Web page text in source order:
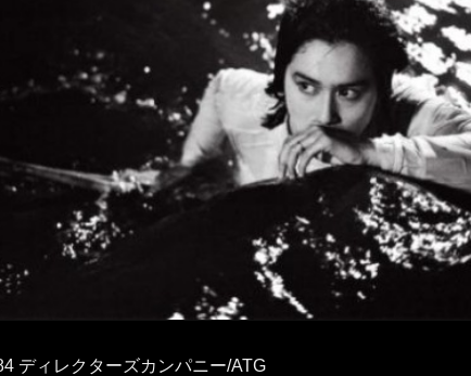
ディレクターズカンパニー/ATG